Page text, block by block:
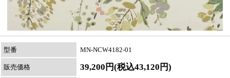
型番 MN-NCW4182-01
販売価格 39,200円(税込43,120円)